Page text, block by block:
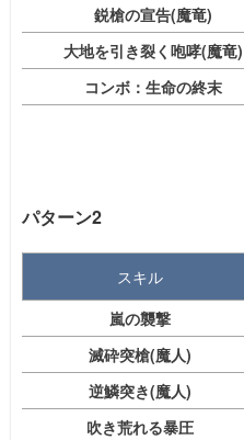
鋭槍の宣告(魔竜)
大地を引き裂く咆哮(魔竜)
コンボ：生命の終末
パターン2
スキル
嵐の襲撃
滅砕突槍(魔人)
逆鱗突き(魔人)
吹き荒れる暴圧